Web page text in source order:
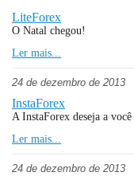
LiteForex
O Natal chegou!
Ler mais...
24 de dezembro de 2013
InstaForex
A InstaForex deseja a
Ler mais...
24 de dezembro de 2013